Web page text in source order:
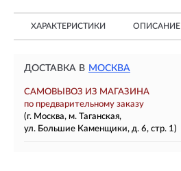
ХАРАКТЕРИСТИКИ ОПИСАНИЕ
ДОСТАВКА В МОСКВА
САМОВЫВОЗ ИЗ МАГАЗИНА
по предварительному заказу
(г. Москва, м. Таганская,
ул. Большие Каменщики, д. 6, стр. 1)